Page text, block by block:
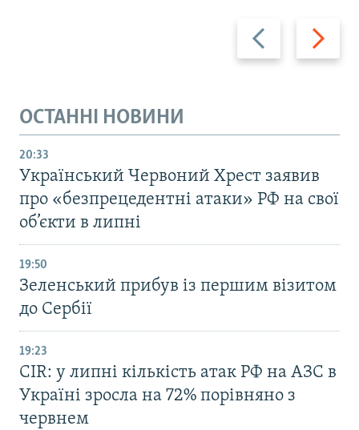
Назад Вперед
ОСТАННІ НОВИНИ
20:33
Український Червоний Хрест заявив
про «безпрецедентні атаки» РФ на свої
об’єкти в липні
19:50
Зеленський прибув із першим візитом
до Сербії
19:23
CIR: у липні кількість атак РФ на АЗС в
Україні зросла на 72% порівняно з
червнем